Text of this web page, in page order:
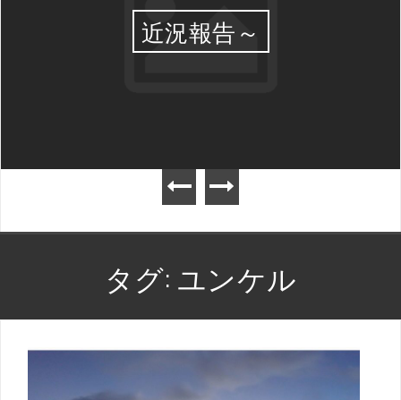
近況報告～
タグ: ユンケル